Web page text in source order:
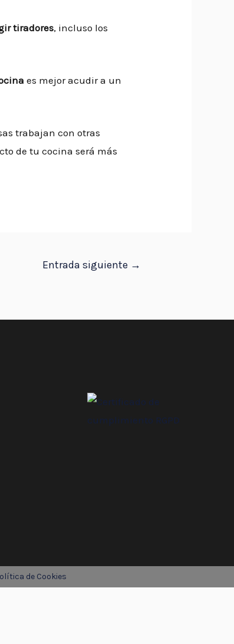
tiradores, incluso los
es mejor acudir a un
trabajan con otras
de tu cocina será más
Entrada siguiente →
de Cookies